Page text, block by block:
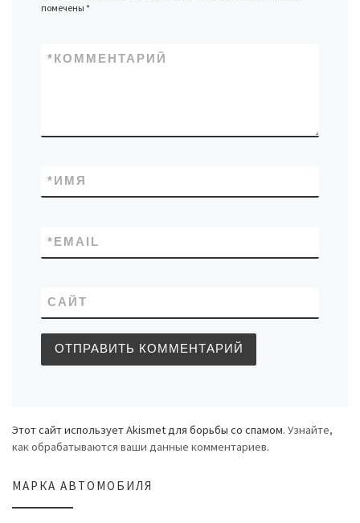
помечены*
КОММЕНТАРИЙ
*
ИМЯ
*
EMAIL
*
САЙТ
Этот сайт использует Akismet для борьбы со спамом. Узнайте,
как обрабатываются ваши данные комментариев.
МАРКА АВТОМОБИЛЯ